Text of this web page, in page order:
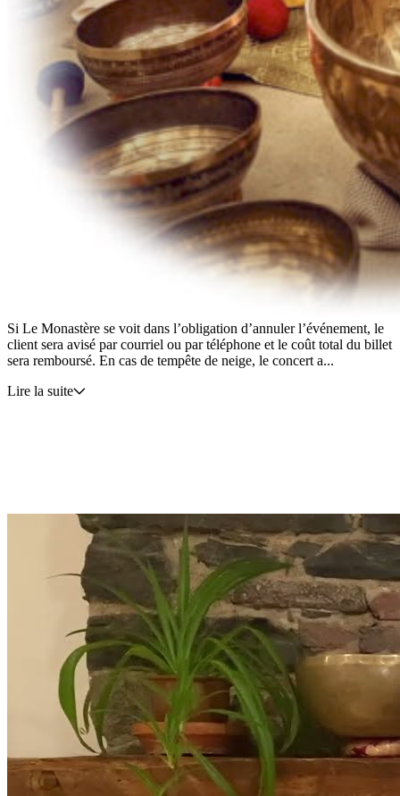
Les bols tibétains, ou chantants,...
Lire la suite
Notes importantes
Il est possible de manger au Vivoir, le restaurant du Monastère,
avant le concert. Pour ce faire, procurez-vous le billet « Repas au
Vivoir. » Ce billet n’inclut pas le concert; pour assister au concert, il
vous faut également faire l’achat du billet « Concert méditatif – Bols
Politique d’annulation
Les billets de concert sont non remboursables et non échangeables.
Si Le Monastère se voit dans l’obligation d’annuler l’événement, le
client sera avisé par courriel ou par téléphone et le coût total du billet
sera remboursé. En cas de tempête de neige, le concert a...
Lire la suite